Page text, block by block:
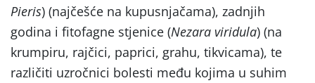
Pieris) (najčešće na kupusnjačama), zadnjih
godina i fitofagne stjenice (Nezara viridula) (na
krumpiru, rajčici, paprici, grahu, tikvicama), te
različiti uzročnici bolesti među kojima u suhim